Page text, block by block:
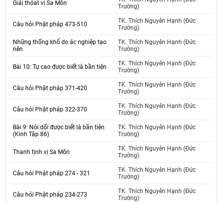
Giải thóat vị Sa Môn
Trường)
Câu hỏi Phật pháp 473-510
TK. Thích Nguyên Hạnh (Đức
Trường)
Những thống khổ do ác nghiệp tạo
nên
TK. Thích Nguyên Hạnh (Đức
Trường)
Bài 10: Tự cao được biết là bần tiện
TK. Thích Nguyên Hạnh (Đức
Trường)
Câu hỏi Phật pháp 371-420
TK. Thích Nguyên Hạnh (Đức
Trường)
Câu hỏi Phật pháp 322-370
TK. Thích Nguyên Hạnh (Đức
Trường)
Bài 9: Nói dối được biết là bần tiện
(Kinh Tập 86)
TK. Thích Nguyên Hạnh (Đức
Trường)
Thanh tịnh vị Sa Môn
TK. Thích Nguyên Hạnh (Đức
Trường)
Câu hỏi Phật pháp 274 - 321
TK. Thích Nguyên Hạnh (Đức
Trường)
Câu hỏi Phật pháp 234-273
TK. Thích Nguyên Hạnh (Đức
Trường)